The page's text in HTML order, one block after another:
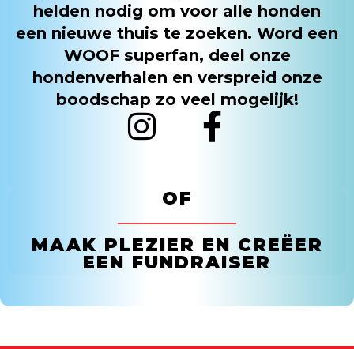
helden nodig om voor alle honden
een nieuwe thuis te zoeken. Word een
WOOF superfan, deel onze
hondenverhalen en verspreid onze
boodschap zo veel mogelijk!
OF
MAAK PLEZIER EN CREËER
EEN FUNDRAISER